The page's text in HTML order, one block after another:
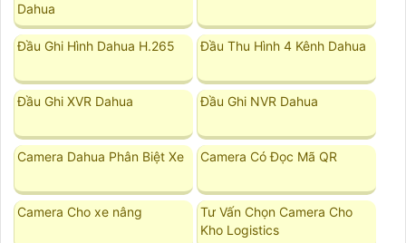
Dahua
Đầu Ghi Hình Dahua H.265 Đầu Thu Hình 4 Kênh Dahua
Đầu Ghi XVR Dahua Đầu Ghi NVR Dahua
Camera Dahua Phân Biệt Xe Camera Có Đọc Mã QR
Camera Cho xe nâng
Tư Vấn Chọn Camera Cho
Kho Logistics